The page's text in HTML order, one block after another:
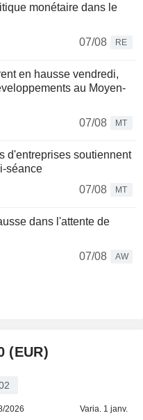
monétaire dans le
07/08
RE
en hausse vendredi,
au Moyen-
07/08
MT
d'entreprises soutiennent
séance
07/08
MT
dans l'attente de
07/08
AW
(EUR)
2026 Varia. 1 janv.